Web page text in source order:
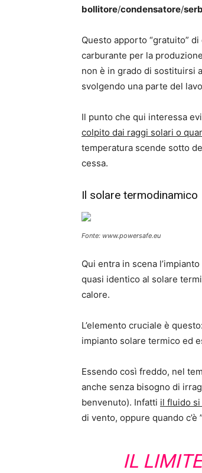
bollitore/condensatore/
Questo apporto “gratuito”
carburante per la
non è in grado di sostituirsi
svolgendo una parte del
Il punto che qui interessa
colpito dai raggi solari o
temperatura scende sotto
cessa.
Il solare termodinamico
Fonte: www.powersafe.eu
Qui entra in scena
quasi identico al solare
calore.
L’elemento cruciale è
impianto solare termico ed
Essendo così freddo, nel
anche senza bisogno di
benvenuto). Infatti il fluido
di vento, oppure quando c’è
IL